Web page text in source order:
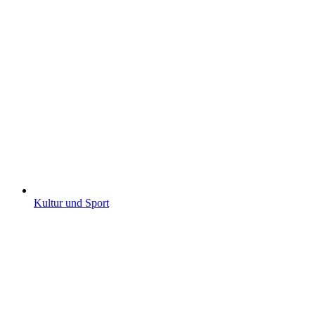
Kultur und Sport